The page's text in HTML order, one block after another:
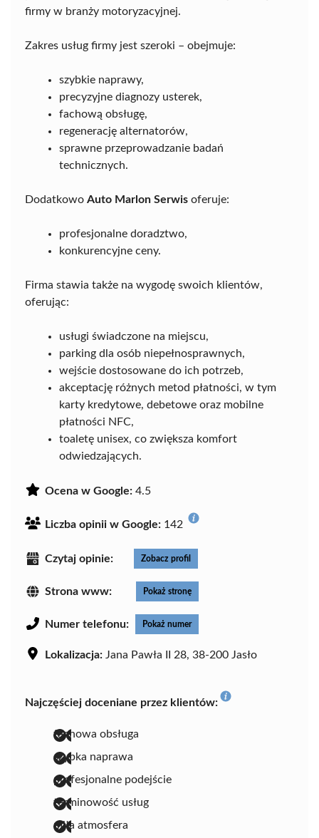
firmy w branży motoryzacyjnej.
Zakres usług firmy jest szeroki – obejmuje:
szybkie naprawy,
precyzyjne diagnozy usterek,
fachową obsługę,
regenerację alternatorów,
sprawne przeprowadzanie badań
technicznych.
Dodatkowo Auto Marlon Serwis oferuje:
profesjonalne doradztwo,
konkurencyjne ceny.
Firma stawia także na wygodę swoich klientów,
oferując:
usługi świadczone na miejscu,
parking dla osób niepełnosprawnych,
wejście dostosowane do ich potrzeb,
akceptację różnych metod płatności, w tym
karty kredytowe, debetowe oraz mobilne
płatności NFC,
toaletę unisex, co zwiększa komfort
odwiedzających.
Ocena w Google: 4.5
Liczba opinii w Google: 142
Czytaj opinie: Zobacz profil
Strona www: Pokaż stronę
Numer telefonu: Pokaż numer
Lokalizacja: Jana Pawła II 28, 38-200 Jasło
Najczęściej doceniane przez klientów:
fachowa obsługa
szybka naprawa
profesjonalne podejście
terminowość usług
miła atmosfera